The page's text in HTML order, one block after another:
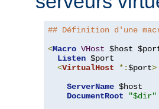
## Définition d'une
<Macro VHost $host
Listen $port
<VirtualHost *:$port>
ServerName $host
DocumentRoot
"$dir"